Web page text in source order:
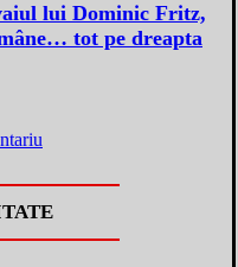
lui Dominic Fritz,
tot pe dreapta